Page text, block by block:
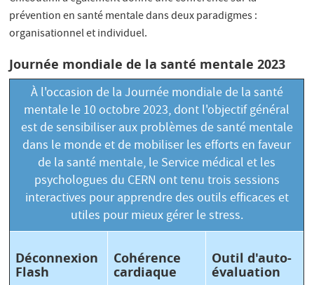
prévention en santé mentale dans deux paradigmes :
organisationnel et individuel.
Journée mondiale de la santé mentale 2023
À l'occasion de laJournée mondiale de la santé
mentalele 10 octobre 2023, dont l'objectif général
est de sensibiliser aux problèmes de santé mentale
dans le monde et de mobiliser les efforts en faveur
de la santé mentale, le Service médical et les
psychologues du CERN ont tenu trois sessions
interactives pour apprendre des outils efficaces et
utiles pour mieux gérer le stress.
Déconnexion
Flash
Cohérence
cardiaque
Outil d'auto-
évaluation